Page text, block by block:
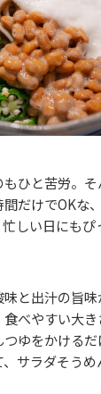
ひと苦労。
だけでOKな
しい日にもぴ
と出汁の旨
べやすい大
ゆをかける
サラダそう